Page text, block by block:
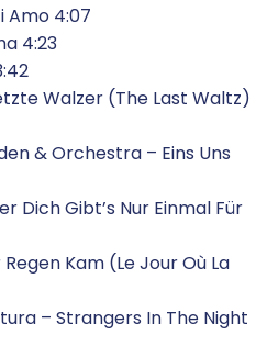
Amo 4:07
4:23
Walzer (The Last Waltz)
& Orchestra – Eins Uns
Dich Gibt’s Nur Einmal Für
Kam (Le Jour Où La
– Strangers In The Night